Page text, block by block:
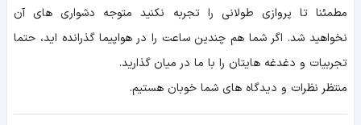
مطمئنا تا پروازی طولانی را تجربه نکنید متوجه دشواری های آن
نخواهید شد. اگر شما هم چندین ساعت را در هواپیما گذرانده اید، حتما
تجربیات و دغدغه هایتان را با ما در میان گذارید.
منتظر نظرات و دیدگاه های شما خوبان هستیم.